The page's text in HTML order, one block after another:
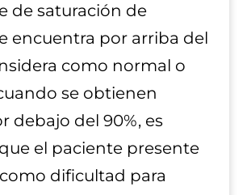
de saturación de
encuentra por arriba del
como normal o
se obtienen
debajo del 90%, es
el paciente presente
dificultad para